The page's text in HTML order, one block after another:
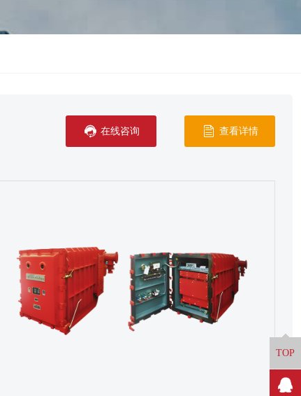
 在线咨询  查看详情
TOP